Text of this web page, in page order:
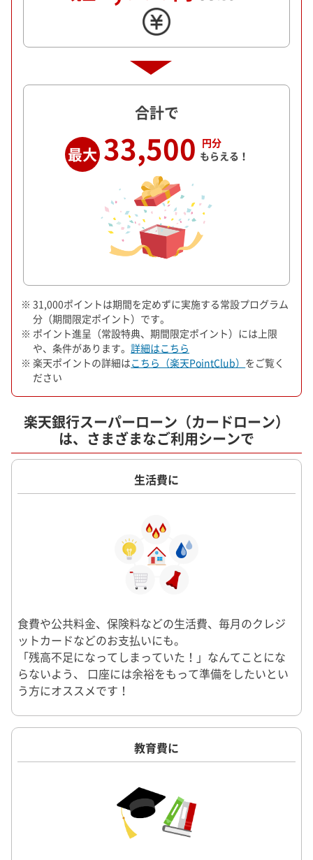
合計で
最大 33,500 円分
もらえる！
※ 31,000ポイントは期間を定めずに実施する常設プログラム
分（期間限定ポイント）です。
※ ポイント進呈（常設特典、期間限定ポイント）には上限
や、条件があります。 詳細はこちら
※ 楽天ポイントの詳細はこちら（楽天PointClub） をご覧く
ださい
楽天銀行スーパーローン（カードローン）
は、さまざまなご利用シーンで
生活費に
食費や公共料金、保険料などの生活費、毎月のクレジ
ットカードなどのお支払いにも。
「残高不足になってしまっていた！」なんてことにな
らないよう、 口座には余裕をもって準備をしたいとい
う方にオススメです！
教育費に